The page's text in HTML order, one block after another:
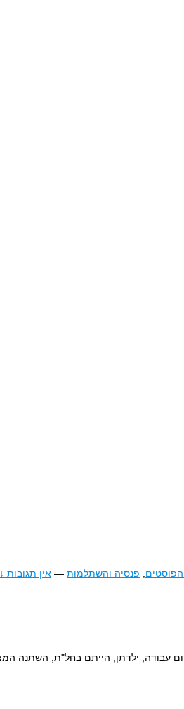
פנסיה והשתלמות — אין תגובות ↓
עברתם מקום עבודה, ילדתן, הייתם בחל"ת,